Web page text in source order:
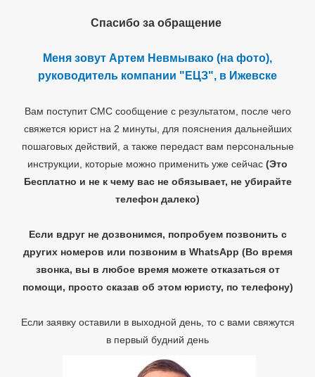
Спасибо за обращение
Меня зовут Артем Невмывако (на фото),
руководитель компании "ЕЦЗ", в Ижевске
Вам поступит СМС сообщение с результатом, после чего
свяжется юрист на 2 минуты, для пояснения дальнейших
пошаговых действий, а также передаст вам персональные
инструкции, которые можно применить уже сейчас (Это
Бесплатно и не к чему вас не обязывает, не убирайте
телефон далеко)
Если вдруг не дозвонимся, попробуем позвонить с
других номеров или позвоним в WhatsApp (Во время
звонка, вы в любое время можете отказаться от
помощи, просто сказав об этом юристу, по телефону)
Если заявку оставили в выходной день, то с вами свяжутся
в первый будний день